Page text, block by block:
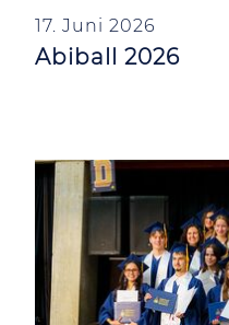
17. Juni 2026
Abiball 2026